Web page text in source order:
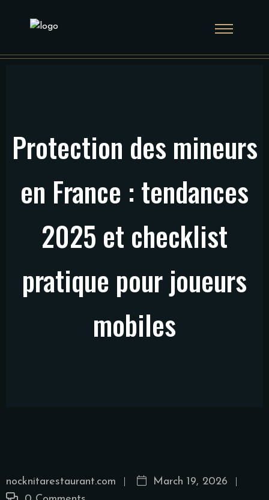
Protection des mineurs
en France : tendances
2025 et checklist
pratique pour joueurs
mobiles
nocknitarestaurant.com
March 19, 2026